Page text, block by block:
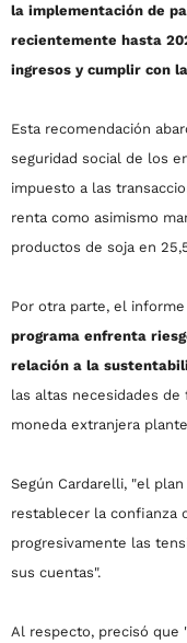
la implementación de
recientemente hasta
ingresos y cumplir con
Esta recomendación
seguridad social de los
impuesto a las
renta como asimismo
productos de soja en
Por otra parte, el
programa enfrenta
relación a la
las altas necesidades
moneda extranjera
Según Cardarelli, "el
restablecer la confianza
progresivamente las
sus cuentas".
Al respecto, precisó que